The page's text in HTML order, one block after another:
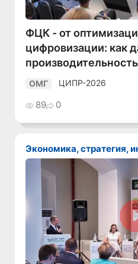
ФЦК - от
цифровизации: как
производительность
ОМГ ЦИПР-2026
89 0
Экономика,